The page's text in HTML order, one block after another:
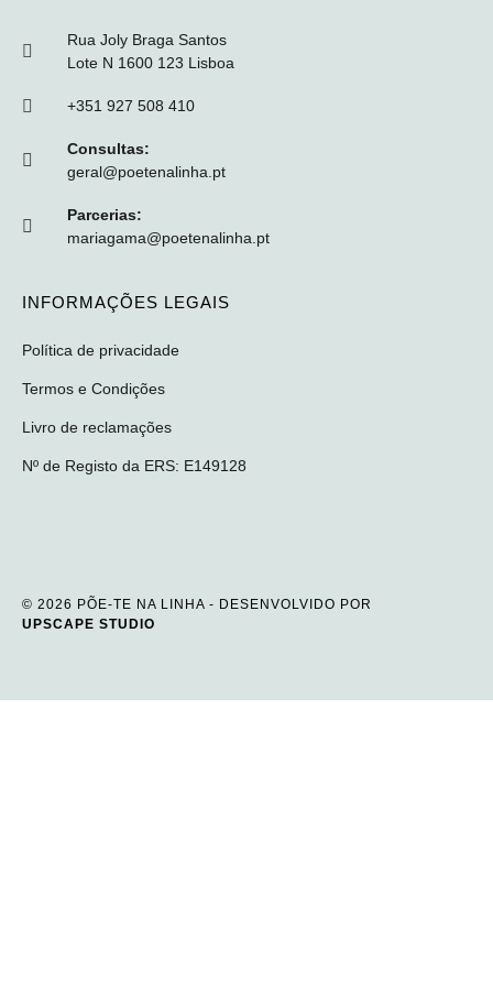
Rua Joly Braga Santos
Lote N 1600 123 Lisboa
+351 927 508 410
Consultas:
geral@poetenalinha.pt
Parcerias:
mariagama@poetenalinha.pt
INFORMAÇÕES LEGAIS
Política de privacidade
Termos e Condições
Livro de reclamações
Nº de Registo da ERS: E149128
© 2026 PÕE-TE NA LINHA - DESENVOLVIDO POR
UPSCAPE STUDIO